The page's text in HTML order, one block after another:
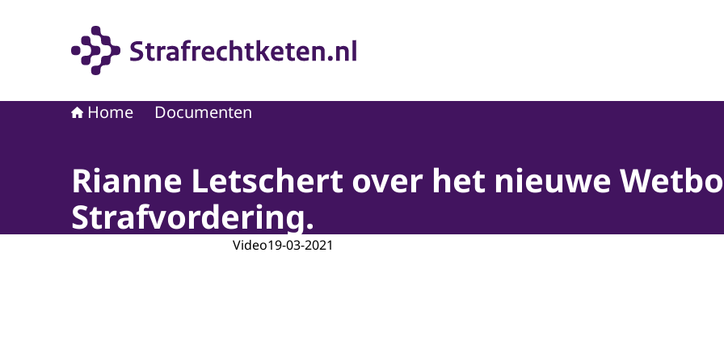
Home Documenten
Rianne Letschert over het nieuwe
Strafvordering.
Video19-03-2021